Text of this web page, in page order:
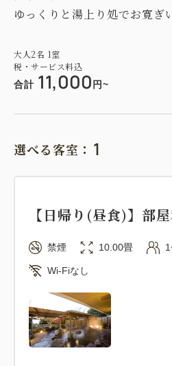
ゆっくりと湯上り処でお寛ぎ
大人2名 1室
税・サービス料込
合計 11,000 円~
選べる客室： 1
【日帰り(昼食)】部
禁煙 10.00畳
Wi-Fiなし